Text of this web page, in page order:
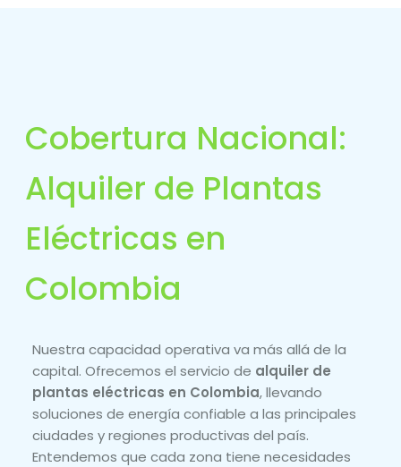
Cobertura Nacional:
Alquiler de Plantas
Eléctricas en
Colombia
Nuestra capacidad operativa va más allá de la
capital. Ofrecemos el servicio de alquiler de
plantas eléctricas en Colombia, llevando
soluciones de energía confiable a las principales
ciudades y regiones productivas del país.
Entendemos que cada zona tiene necesidades